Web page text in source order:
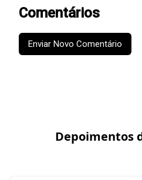
Comentários
Enviar Novo Comentário
Depoimentos